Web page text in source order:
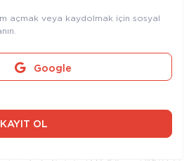
açmak veya kaydolmak için sosyal
Google
OL